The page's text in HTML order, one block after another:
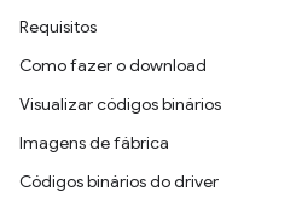
Requisitos
Como fazer o download
Visualizar códigos binários
Imagens de fábrica
Códigos binários do driver